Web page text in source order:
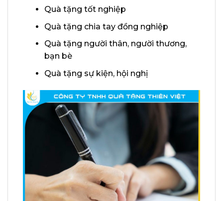
Quà tặng tốt nghiệp
Quà tặng chia tay đồng nghiệp
Quà tặng người thân, người thương,
bạn bè
Quà tặng sự kiện, hội nghị